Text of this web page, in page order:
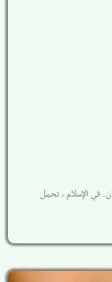
في الإسلام ، تحمل